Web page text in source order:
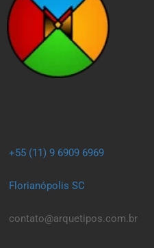
+55 (11) 9 6909 6969
Florianópolis SC
contato@arquetipos.com.br